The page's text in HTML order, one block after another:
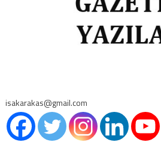
isakarakas@gmail.com